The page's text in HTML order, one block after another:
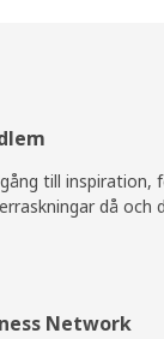
till inspiration,
då och
Network